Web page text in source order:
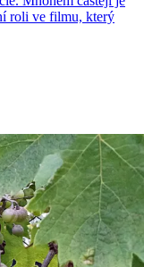
roli ve filmu, který